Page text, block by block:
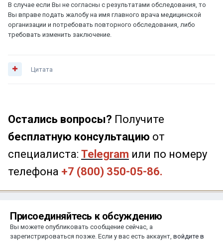
В случае если Вы не согласны с результатами обследования, то
Вы вправе подать жалобу на имя главного врача медицинской
организации и потребовать повторного обследования, либо
требовать изменить заключение.
Цитата
Остались вопросы? Получите
бесплатную консультацию от
специалиста: Telegram или по номеру
телефона +7 (800) 350-05-86.
Присоединяйтесь к обсуждению
Вы можете опубликовать сообщение сейчас, а
зарегистрироваться позже. Если у вас есть аккаунт, войдите в